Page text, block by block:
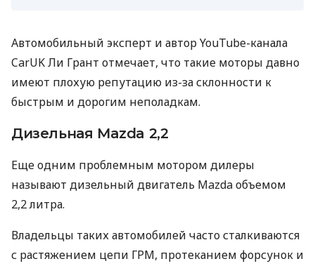
Автомобильный эксперт и автор YouTube-канала
CarUK Ли Грант отмечает, что такие моторы давно
имеют плохую репутацию из-за склонности к
быстрым и дорогим неполадкам.
Дизельная Mazda 2,2
Еще одним проблемным мотором дилеры
называют дизельный двигатель Mazda объемом
2,2 литра.
Владельцы таких автомобилей часто сталкиваются
с растяжением цепи ГРМ, протеканием форсунок и